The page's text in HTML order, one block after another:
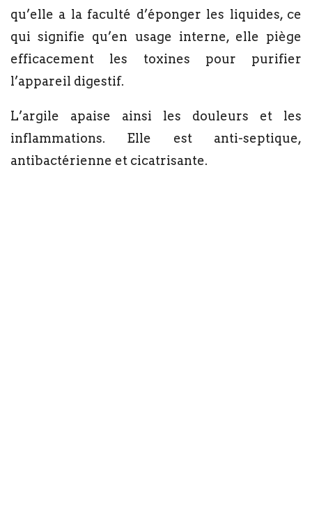
qu’elle a la faculté d’éponger les liquides, ce
qui signifie qu’en usage interne, elle piège
efficacement les toxines pour purifier
l’appareil digestif.
L’argile apaise ainsi les douleurs et les
inflammations. Elle est anti-septique,
antibactérienne et cicatrisante.